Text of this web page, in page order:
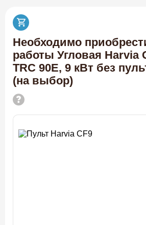
Необходимо
работы Угловая Harvia
TRC 90E, 9 кВт без
(на выбор)